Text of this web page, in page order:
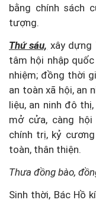
bằng chính sách
tượng.
Thứ sáu, xây dựng
tâm hội nhập
nhiệm; đồng thời
an toàn xã hội, an
liệu, an ninh đô
mở cửa, càng
chính trị, kỷ
toàn, thân thiện.
Thưa đồng bào,
Sinh thời, Bác Hồ